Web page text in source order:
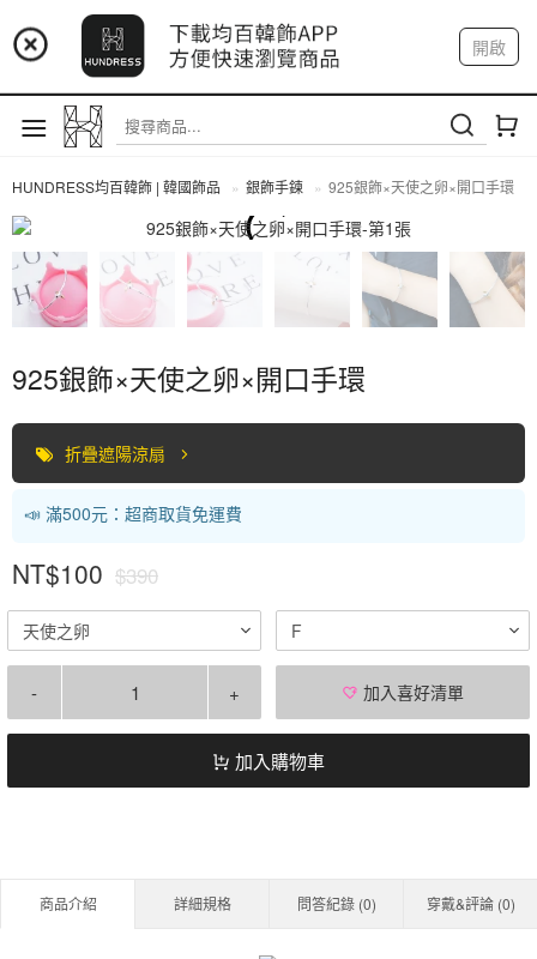
📢 市集預告：9/4-9/6 淡水捷運站
📢 市集預告：9/12-9/13 八里海巡基地
📢 市集預告：8/22-8/23 桃園青埔置地廣場
開啟
註冊 我的帳戶
HUNDRESS均百韓飾 | 韓國飾品 銀飾手鍊 925銀飾×天使之卵×開口手環
全部商品
925銀飾×天使之卵×開口手環
折疊遮陽涼扇
📣 滿500元：超商取貨免運費
NT$100 $390
天使之卵 F
- + 加入喜好清單
加入購物車
商品介紹 詳細規格 問答紀錄 (0) 穿戴&評論 (0)